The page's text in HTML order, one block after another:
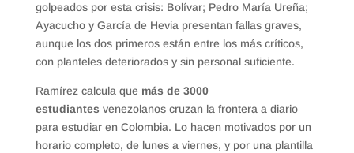
golpeados por esta crisis: Bolívar; Pedro María Ureña;
Ayacucho y García de Hevia presentan fallas graves,
aunque los dos primeros están entre los más críticos,
con planteles deteriorados y sin personal suficiente.
Ramírez calcula que más de 3000
estudiantes venezolanos cruzan la frontera a diario
para estudiar en Colombia. Lo hacen motivados por un
horario completo, de lunes a viernes, y por una plantilla